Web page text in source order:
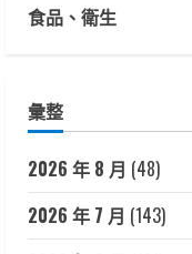
食品、衛生
彙整
2026 年 8 月 (48)
2026 年 7 月 (143)